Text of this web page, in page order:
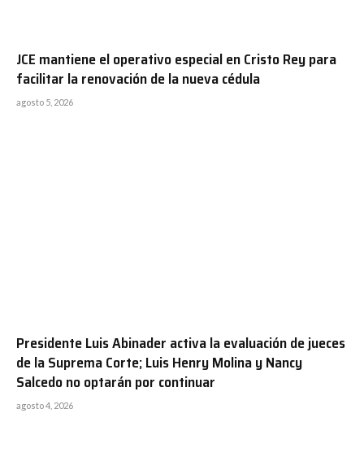
JCE mantiene el operativo especial en Cristo Rey para
facilitar la renovación de la nueva cédula
agosto 5, 2026
Presidente Luis Abinader activa la evaluación de jueces
de la Suprema Corte; Luis Henry Molina y Nancy
Salcedo no optarán por continuar
agosto 4, 2026